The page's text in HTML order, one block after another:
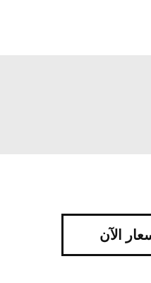
الآن